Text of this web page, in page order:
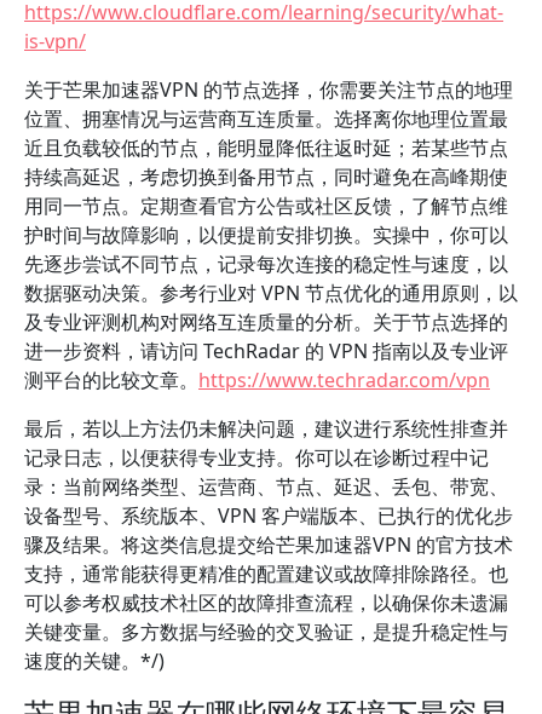
https://www.cloudflare.com/learning/security/what-
is-vpn/
关于芒果加速器VPN 的节点选择，你需要关注节点的地理
位置、拥塞情况与运营商互连质量。选择离你地理位置最
近且负载较低的节点，能明显降低往返时延；若某些节点
持续高延迟，考虑切换到备用节点，同时避免在高峰期使
用同一节点。定期查看官方公告或社区反馈，了解节点维
护时间与故障影响，以便提前安排切换。实操中，你可以
先逐步尝试不同节点，记录每次连接的稳定性与速度，以
数据驱动决策。参考行业对 VPN 节点优化的通用原则，以
及专业评测机构对网络互连质量的分析。关于节点选择的
进一步资料，请访问 TechRadar 的 VPN 指南以及专业评
测平台的比较文章。 https://www.techradar.com/vpn
最后，若以上方法仍未解决问题，建议进行系统性排查并
记录日志，以便获得专业支持。你可以在诊断过程中记
录：当前网络类型、运营商、节点、延迟、丢包、带宽、
设备型号、系统版本、VPN 客户端版本、已执行的优化步
骤及结果。将这类信息提交给芒果加速器VPN 的官方技术
支持，通常能获得更精准的配置建议或故障排除路径。也
可以参考权威技术社区的故障排查流程，以确保你未遗漏
关键变量。多方数据与经验的交叉验证，是提升稳定性与
速度的关键。*/)